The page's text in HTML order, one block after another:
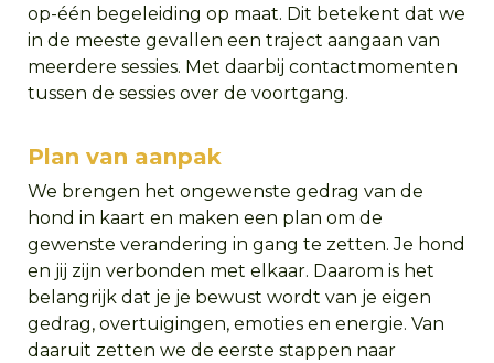
op-één begeleiding op maat. Dit betekent dat we
in de meeste gevallen een traject aangaan van
meerdere sessies. Met daarbij contactmomenten
tussen de sessies over de voortgang.
Plan van aanpak
We brengen het ongewenste gedrag van de
hond in kaart en maken een plan om de
gewenste verandering in gang te zetten. Je hond
en jij zijn verbonden met elkaar. Daarom is het
belangrijk dat je je bewust wordt van je eigen
gedrag, overtuigingen, emoties en energie. Van
daaruit zetten we de eerste stappen naar